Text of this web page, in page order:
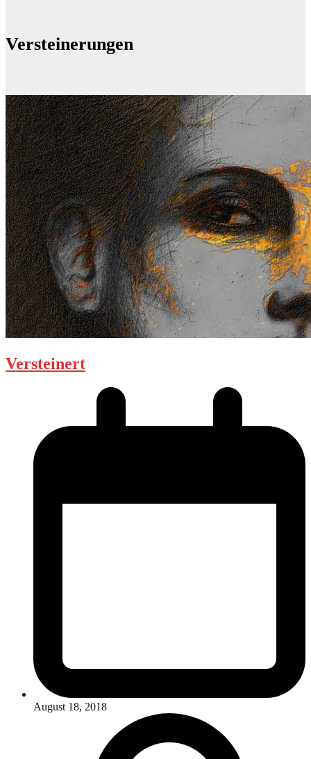
Versteinerungen
Versteinert
August 18, 2018